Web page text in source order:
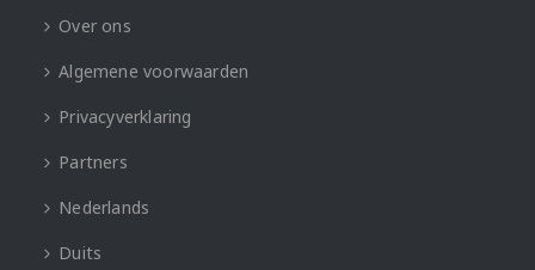
Over ons
Algemene voorwaarden
Privacyverklaring
Partners
Nederlands
Duits